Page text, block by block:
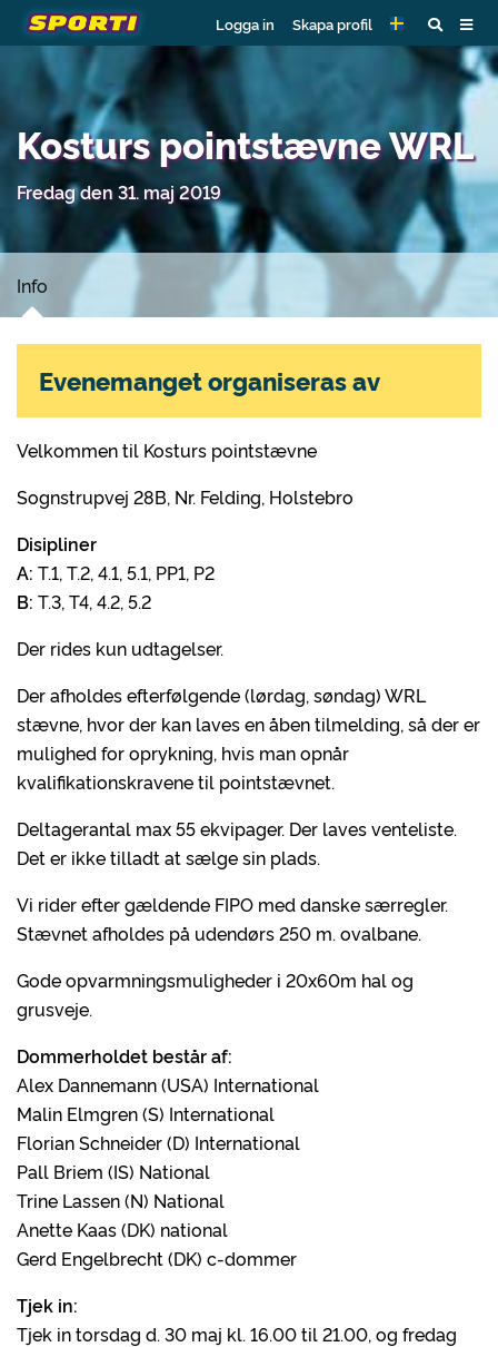
Logga in Skapa profil
Kosturs pointstævne WRL
Fredag den 31. maj 2019
Info
Velkommen til Kosturs pointstævne
Sognstrupvej 28B, Nr. Felding, Holstebro
Disipliner
A: T.1, T.2, 4.1, 5.1, PP1, P2
B: T.3, T4, 4.2, 5.2
Der rides kun udtagelser.
Der afholdes efterfølgende (lørdag, søndag) WRL
stævne, hvor der kan laves en åben tilmelding, så der er
mulighed for oprykning, hvis man opnår
kvalifikationskravene til pointstævnet.
Deltagerantal max 55 ekvipager. Der laves venteliste.
Det er ikke tilladt at sælge sin plads.
Vi rider efter gældende FIPO med danske særregler.
Stævnet afholdes på udendørs 250 m. ovalbane.
Gode opvarmningsmuligheder i 20x60m hal og
grusveje.
Dommerholdet består af:
Alex Dannemann (USA) International
Malin Elmgren (S) International
Florian Schneider (D) International
Pall Briem (IS) National
Trine Lassen (N) National
Anette Kaas (DK) national
Gerd Engelbrecht (DK) c-dommer
Tjek in:
Tjek in torsdag d. 30 maj kl. 16.00 til 21.00, og fredag
Evenemanget organiseras av